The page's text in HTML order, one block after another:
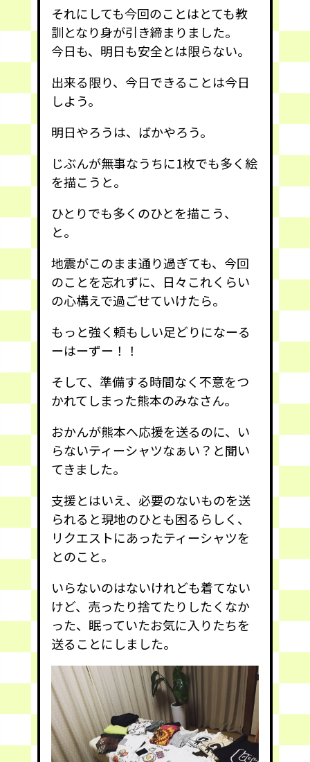
それにしても今回のことはとても教
訓となり身が引き締まりました。
今日も、明日も安全とは限らない。
出来る限り、今日できることは今日
しよう。
明日やろうは、ばかやろう。
じぶんが無事なうちに1枚でも多く絵
を描こうと。
ひとりでも多くのひとを描こう、
と。
地震がこのまま通り過ぎても、今回
のことを忘れずに、日々これくらい
の心構えで過ごせていけたら。
もっと強く頼もしい足どりになーる
ーはーずー！！
そして、準備する時間なく不意をつ
かれてしまった熊本のみなさん。
おかんが熊本へ応援を送るのに、い
らないティーシャツなぁい？と聞い
てきました。
支援とはいえ、必要のないものを送
られると現地のひとも困るらしく、
リクエストにあったティーシャツを
とのこと。
いらないのはないけれども着てない
けど、売ったり捨てたりしたくなか
った、眠っていたお気に入りたちを
送ることにしました。